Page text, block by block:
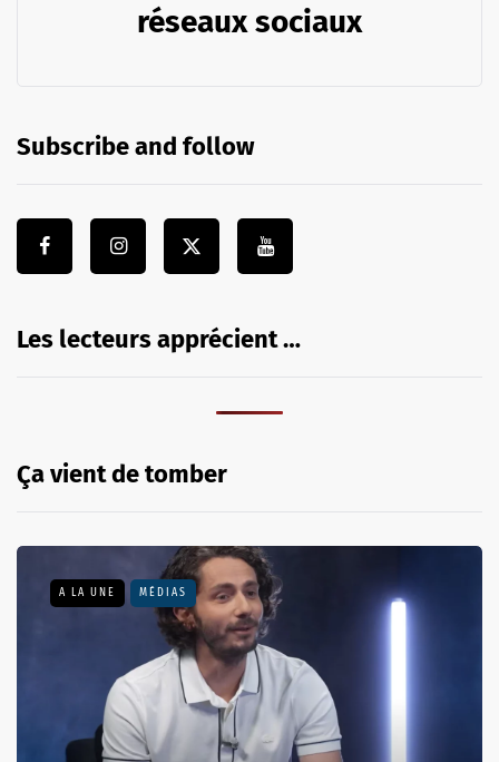
réseaux sociaux
Subscribe and follow
Les lecteurs apprécient …
Ça vient de tomber
A LA UNE MÉDIAS